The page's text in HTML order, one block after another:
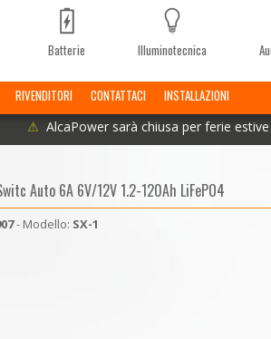
⚠ AlcaPower sarà chiusa per ferie
Batterie Illuminotecnica
RIVENDITORI CONTATTACI INSTALLAZIONI
Auto 6A 6V/12V 1.2-120Ah LiFePO4
- Modello: SX-1